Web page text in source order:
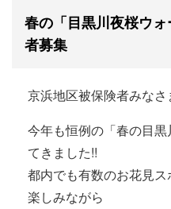
春の「目黒川夜桜ウ
者募集
京浜地区被保険者みなさ
今年も恒例の「春の目
てきました!!
都内でも有数のお花見
楽しみながら